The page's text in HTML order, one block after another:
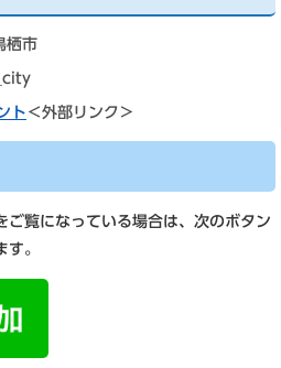
栖市
ト ＜外部リンク＞
ご覧になっている場合は、次のボタン
。